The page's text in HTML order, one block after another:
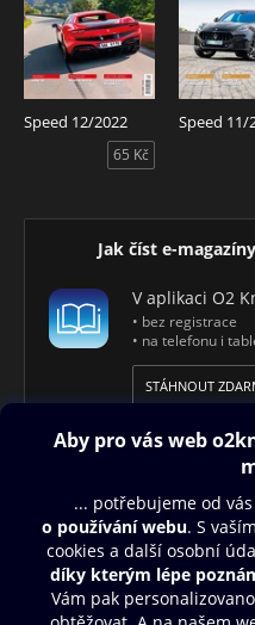
Speed 12/2022
65 Kč
Speed 11/
Jak číst e-
V aplikaci O2
• bez registrace
• na telefonu i
STÁHNOUT
Obsah ke stažení
Moje O2 Knihovna